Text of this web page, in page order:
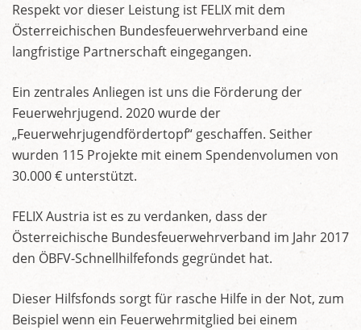
Respekt vor dieser Leistung ist FELIX mit dem
Österreichischen Bundesfeuerwehrverband eine
langfristige Partnerschaft eingegangen.
Ein zentrales Anliegen ist uns die Förderung der
Feuerwehrjugend. 2020 wurde der
„Feuerwehrjugendfördertopf“ geschaffen. Seither
wurden 115 Projekte mit einem Spendenvolumen von
30.000 € unterstützt.
FELIX Austria ist es zu verdanken, dass der
Österreichische Bundesfeuerwehrverband im Jahr 2017
den ÖBFV-Schnellhilfefonds gegründet hat.
Dieser Hilfsfonds sorgt für rasche Hilfe in der Not, zum
Beispiel wenn ein Feuerwehrmitglied bei einem